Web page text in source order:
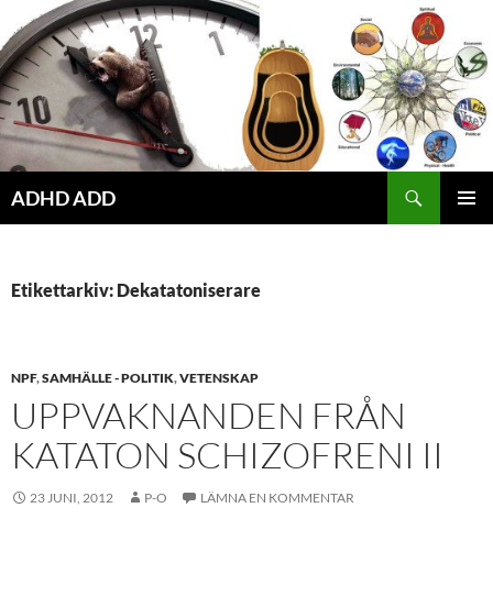
Hoppa
till
innehåll
ADHD ADD
Etikettarkiv: Dekatatoniserare
NPF,SAMHÄLLE - POLITIK,VETENSKAP
UPPVAKNANDEN FRÅN
KATATON SCHIZOFRENI II
23 JUNI, 2012 P-O LÄMNA EN KOMMENTAR